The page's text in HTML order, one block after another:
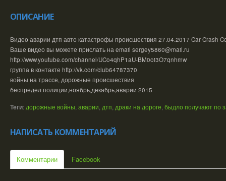
ОПИСАНИЕ
Видео аварии дтп авто катастрофы происшествия 27.04.2017 Car Crash
Ваше видео вы можете прислать на email sergey5860@mail.ru
http://www.youtube.com/channel/UCo4qhP1aU-BM0oi3O7qnhmw
группа в контакте http://vk.com/club64787370
войны на трассе, дорожные происшествия
беспредел полиции,ноябрь,декабрь,аварии 2015
Теги: дорожные войны аварии дтп драки на дороге быдло получают по
НАПИСАТЬ КОММЕНТАРИЙ
Комментарии Facebook